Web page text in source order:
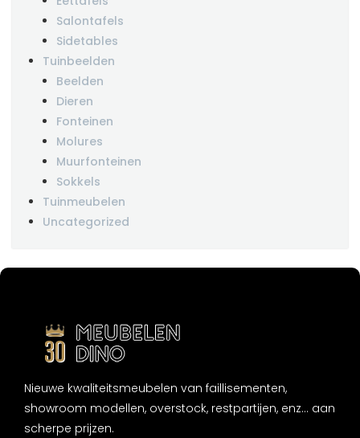
Salontafels
Sidetables
Tuinbeelden
Beelden
Dieren
Fonteinen
Molures
Muurfonteinen
Sokkels
Tuinmeubelen
Uncategorized
Nieuwe kwaliteitsmeubelen van faillisementen,
showroom modellen, overstock, restpartijen, enz... aan
scherpe prijzen.